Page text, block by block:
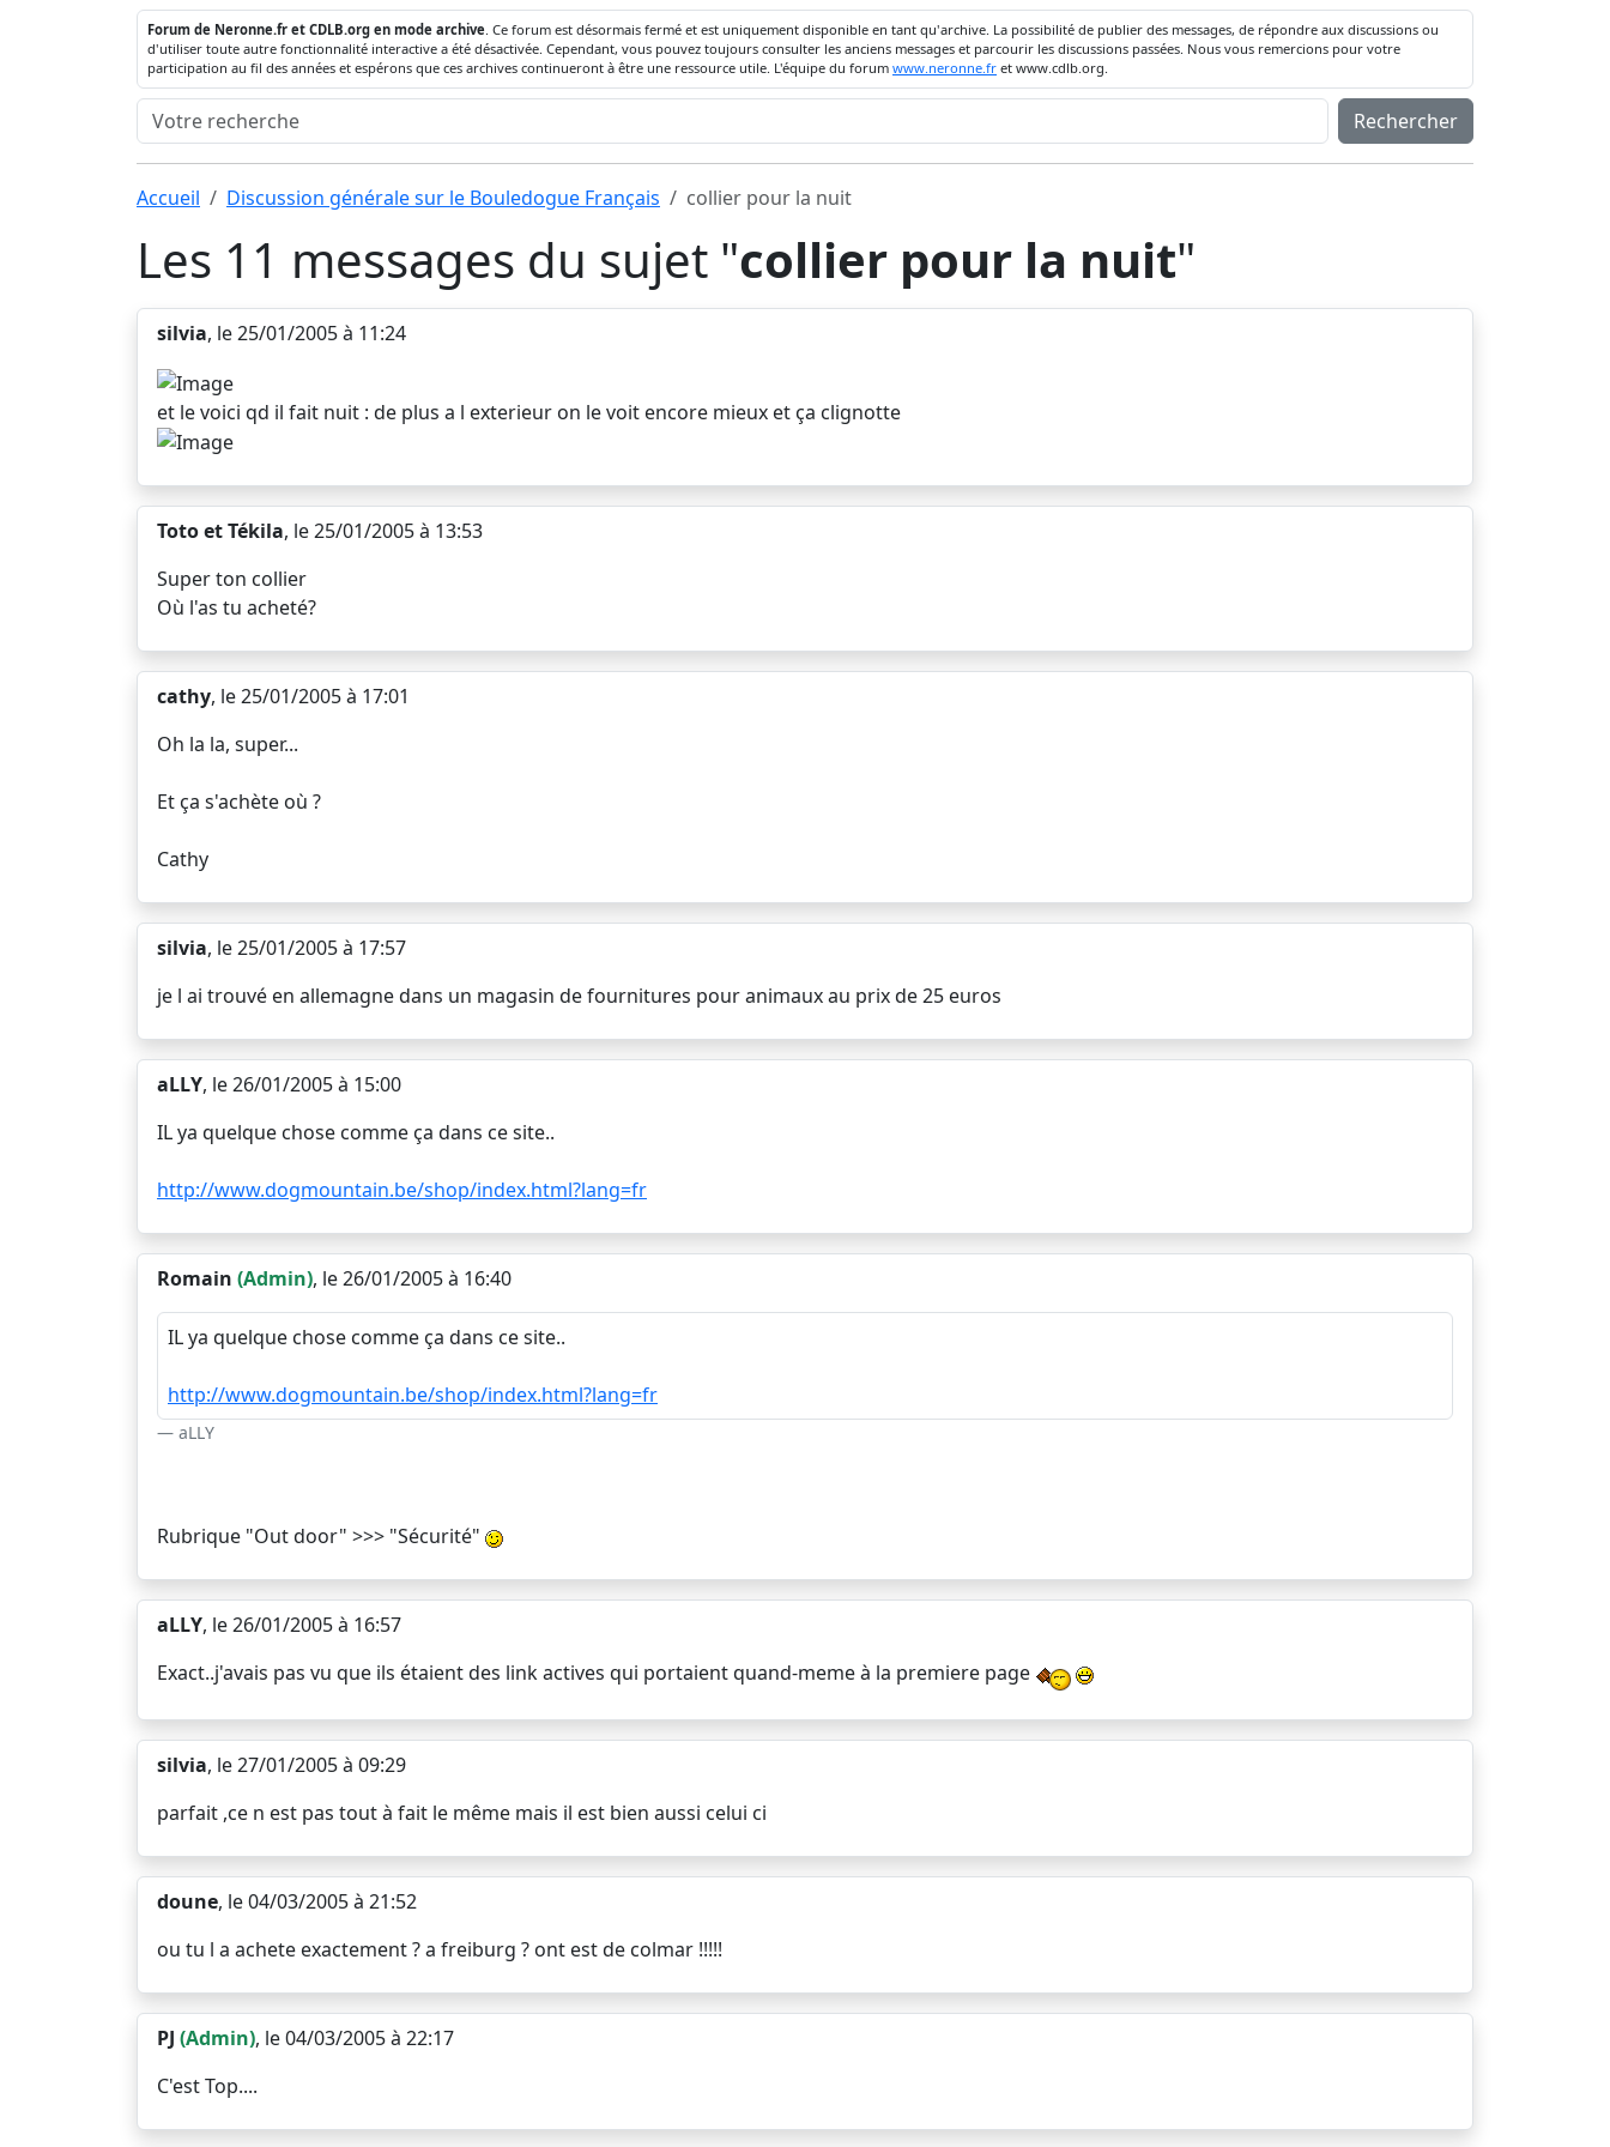
Forum de Neronne.fr et CDLB.org en mode archive. Ce forum est désormais fermé et est uniquement disponible en tant qu'archive. La possibilité de publier des messages, de répondre aux discussions ou
d'utiliser toute autre fonctionnalité interactive a été désactivée. Cependant, vous pouvez toujours consulter les anciens messages et parcourir les discussions passées. Nous vous remercions pour votre
participation au fil des années et espérons que ces archives continueront à être une ressource utile. L'équipe du forum www.neronne.fr et www.cdlb.org.
Rechercher
Accueil Discussion générale sur le Bouledogue Français collier pour la nuit
Les 11 messages du sujet "collier pour la nuit"
silvia, le 25/01/2005 à 11:24
et le voici qd il fait nuit : de plus a l exterieur on le voit encore mieux et ça clignotte
Toto et Tékila, le 25/01/2005 à 13:53
Super ton collier
Où l'as tu acheté?
cathy, le 25/01/2005 à 17:01
Oh la la, super...
Et ça s'achète où ?
Cathy
silvia, le 25/01/2005 à 17:57
je l ai trouvé en allemagne dans un magasin de fournitures pour animaux au prix de 25 euros
aLLY, le 26/01/2005 à 15:00
IL ya quelque chose comme ça dans ce site..
http://www.dogmountain.be/shop/index.html?lang=fr
Romain (Admin), le 26/01/2005 à 16:40
IL ya quelque chose comme ça dans ce site..
http://www.dogmountain.be/shop/index.html?lang=fr
aLLY
Rubrique "Out door" >>> "Sécurité"
aLLY, le 26/01/2005 à 16:57
Exact..j'avais pas vu que ils étaient des link actives qui portaient quand-meme à la premiere page
silvia, le 27/01/2005 à 09:29
parfait ,ce n est pas tout à fait le même mais il est bien aussi celui ci
doune, le 04/03/2005 à 21:52
ou tu l a achete exactement ? a freiburg ? ont est de colmar !!!!!
PJ (Admin), le 04/03/2005 à 22:17
C'est Top....